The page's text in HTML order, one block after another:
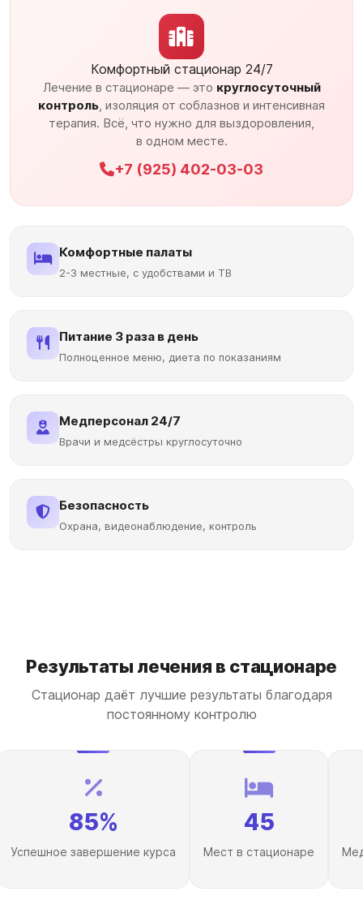
Комфортный стационар 24/7
Лечение в стационаре — это круглосуточный
контроль, изоляция от соблазнов и интенсивная
терапия. Всё, что нужно для выздоровления,
в одном месте.
+7 (925) 402-03-03
Комфортные палаты
2-3 местные, с удобствами и ТВ
Питание 3 раза в день
Полноценное меню, диета по показаниям
Медперсонал 24/7
Врачи и медсёстры круглосуточно
Безопасность
Охрана, видеонаблюдение, контроль
Результаты лечения в стационаре
Стационар даёт лучшие результаты благодаря
постоянному контролю
85%
Успешное завершение курса
45
Мест в стационаре